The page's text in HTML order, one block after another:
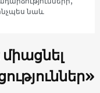
նաև